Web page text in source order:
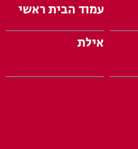
עמוד הבית ראשי
אילת